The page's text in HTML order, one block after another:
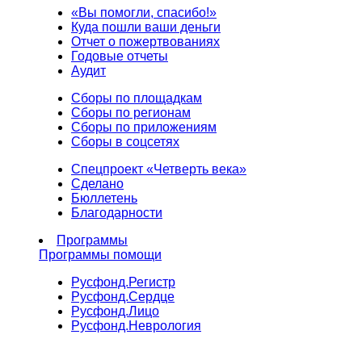
«Вы помогли, спасибо!»
Куда пошли ваши деньги
Отчет о пожертвованиях
Годовые отчеты
Аудит
Сборы по площадкам
Сборы по регионам
Сборы по приложениям
Сборы в соцсетях
Спецпроект «Четверть века»
Сделано
Бюллетень
Благодарности
Программы
Программы помощи
Русфонд.Регистр
Русфонд.Сердце
Русфонд.Лицо
Русфонд.Неврология